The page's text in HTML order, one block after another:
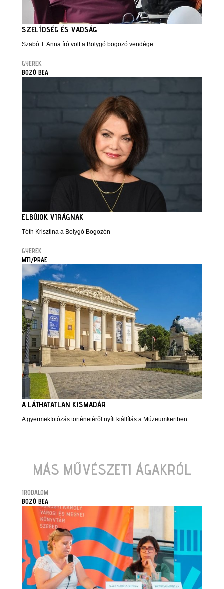
SZELÍDSÉG ÉS VADSÁG
Szabó T. Anna író volt a Bolygó bogozó vendége
GYEREK
BOZÓ BEA
ELBÚJOK VIRÁGNAK
Tóth Krisztina a Bolygó Bogozón
GYEREK
MTI/PRAE
A LÁTHATATLAN KISMADÁR
A gyermekfotózás történetéről nyílt kiállítás a Múzeumkertben
MÁS MŰVÉSZETI ÁGAKRÓL
IRODALOM
BOZÓ BEA